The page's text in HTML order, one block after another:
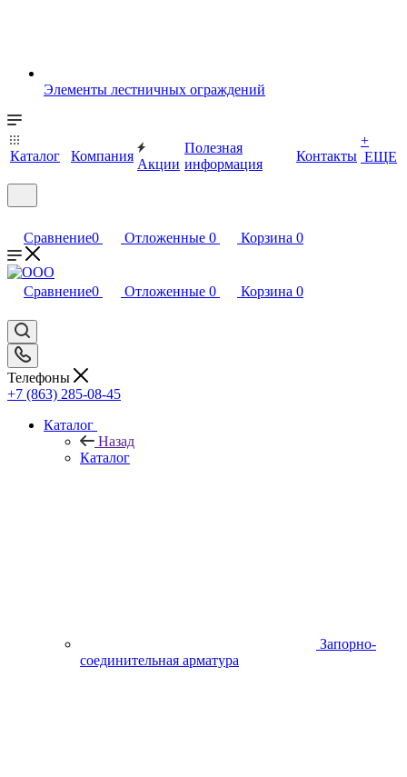
Элементы лестничных ограждений
Каталог Компания
Акции
Полезная
информация
Контакты
+
ЕЩЕ
Сравнение0 Отложенные 0 Корзина 0
Сравнение0 Отложенные 0 Корзина 0
Телефоны
+7 (863) 285-08-45
Каталог
Назад
Каталог
Запорно-
соединительная арматура